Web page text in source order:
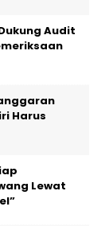
Audit
Harus
Lewat